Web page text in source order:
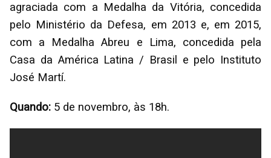
agraciada com a Medalha da Vitória, concedida
pelo Ministério da Defesa, em 2013 e, em 2015,
com a Medalha Abreu e Lima, concedida pela
Casa da América Latina / Brasil e pelo Instituto
José Martí.
Quando: 5 de novembro, às 18h.